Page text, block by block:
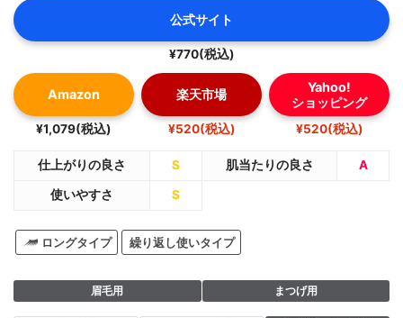
公式サイト
¥770(税込)
Amazon
¥1,079(税込)
楽天市場
¥520(税込)
Yahoo!
ショッピング
¥520(税込)
仕上がりの良さ S 肌当たりの良さ A
使いやすさ S
ロングタイプ 繰り返し使いタイプ
眉毛用 まつげ用